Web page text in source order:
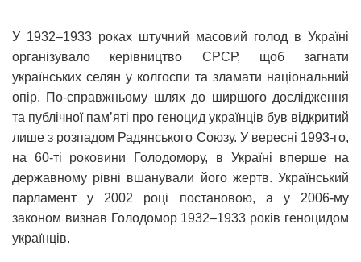
У 1932–1933 роках штучний масовий голод в Україні
організувало керівництво СРСР, щоб загнати
українських селян у колгоспи та зламати національний
опір. По-справжньому шлях до ширшого дослідження
та публічної пам’яті про геноцид українців був відкритий
лише з розпадом Радянського Союзу. У вересні 1993-го,
на 60-ті роковини Голодомору, в Україні вперше на
державному рівні вшанували його жертв. Український
парламент у 2002 році постановою, а у 2006-му
законом визнав Голодомор 1932–1933 років геноцидом
українців.